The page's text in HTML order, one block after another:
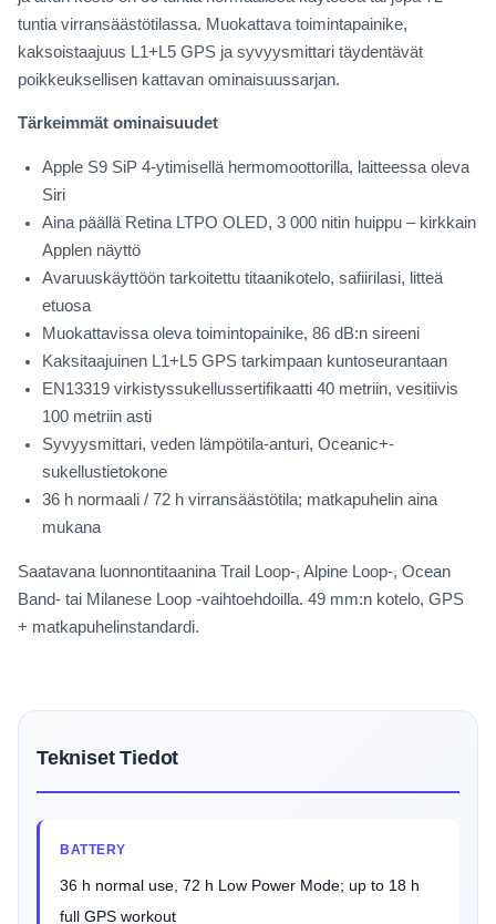
tuntia virransäästötilassa. Muokattava toimintapainike,
kaksoistaajuus L1+L5 GPS ja syvyysmittari täydentävät
poikkeuksellisen kattavan ominaisuussarjan.
Tärkeimmät ominaisuudet
Apple S9 SiP 4-ytimisellä hermomoottorilla, laitteessa oleva
Siri
Aina päällä Retina LTPO OLED, 3 000 nitin huippu – kirkkain
Applen näyttö
Avaruuskäyttöön tarkoitettu titaanikotelo, safiirilasi, litteä
etuosa
Muokattavissa oleva toimintopainike, 86 dB:n sireeni
Kaksitaajuinen L1+L5 GPS tarkimpaan kuntoseurantaan
EN13319 virkistyssukellussertifikaatti 40 metriin, vesitiivis
100 metriin asti
Syvyysmittari, veden lämpötila-anturi, Oceanic+-
sukellustietokone
36 h normaali / 72 h virransäästötila; matkapuhelin aina
mukana
Saatavana luonnontitaanina Trail Loop-, Alpine Loop-, Ocean
Band- tai Milanese Loop -vaihtoehdoilla. 49 mm:n kotelo, GPS
+ matkapuhelinstandardi.
Tekniset Tiedot
BATTERY
36 h normal use, 72 h Low Power Mode; up to 18 h
full GPS workout